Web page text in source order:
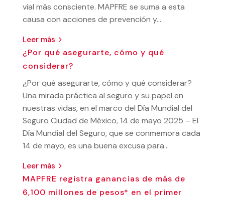
vial más consciente. MAPFRE se suma a esta
causa con acciones de prevención y...
leer más
¿Por qué asegurarte, cómo y qué
considerar?
¿Por qué asegurarte, cómo y qué considerar?
Una mirada práctica al seguro y su papel en
nuestras vidas, en el marco del Día Mundial del
Seguro Ciudad de México, 14 de mayo 2025 – El
Día Mundial del Seguro, que se conmemora cada
14 de mayo, es una buena excusa para...
leer más
MAPFRE registra ganancias de más de
6,100 millones de pesos* en el primer